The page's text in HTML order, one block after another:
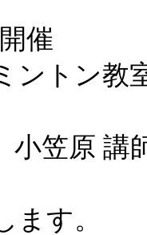
催
ントン教
小笠原
ます。